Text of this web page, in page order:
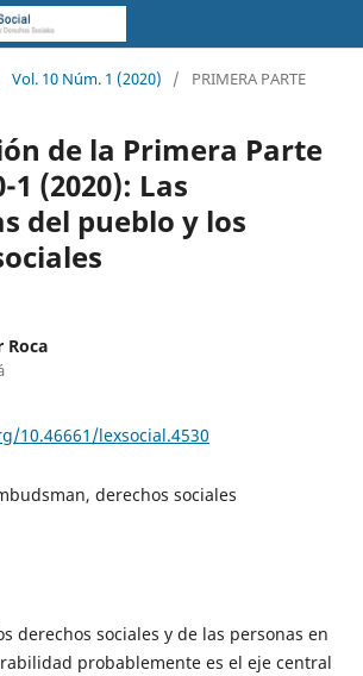
Vol. 10 Núm. 1 (2020) / PRIMERA PARTE
de la Primera Parte
(2020): Las
del pueblo y los
Roca
10.46661/lexsocial.4530
derechos sociales
derechos sociales y de las personas en
probablemente es el eje central